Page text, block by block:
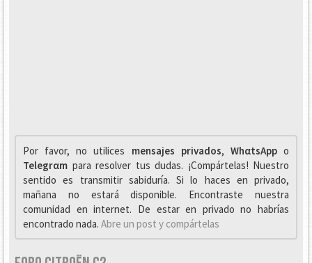
Por favor, no utilices mensajes privados, WhαtsAppo
Telegrαm para resolver tus dudas. ¡Compártelas! Nuestro
sentido es transmitir sabiduría. Si lo haces en privado,
mañana no estará disponible. Encontraste nuestra
comunidad en internet. De estar en privado no habrías
encontrado nada. Abre un post y compártelas